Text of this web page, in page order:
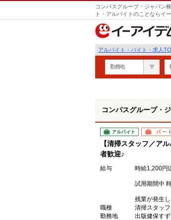
コンパスグループ・ジャパン
ト・アルバイトのことならイ
アルバイト・バイト・求人
勤務地
コンパスグループ・
アルバイト パート
【清掃スタッフ／ア
者歓迎♪
給与 時給1,200円
試用期間中
残業が発生
職種
清掃スタッ
勤務地
出版健保す